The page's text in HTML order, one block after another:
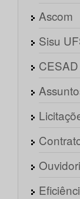
Ascom
Sisu
CESAD